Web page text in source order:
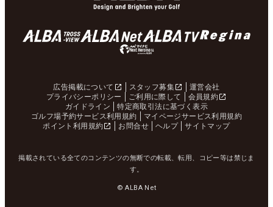
広告掲載について スタッフ募集
運営会社
プライバシーポリシー
ご利用に際して
会員規約
ガイドライン
特定商取引法に基づく表示
ゴルフ場予約サービス利用規約
マイページサービス利用規約
ポイント利用規約
お問合せ ヘルプ サイトマップ
掲載されている全てのコンテンツの無断での転載、転用、コピー等は禁じま
す。
© ALBA Net